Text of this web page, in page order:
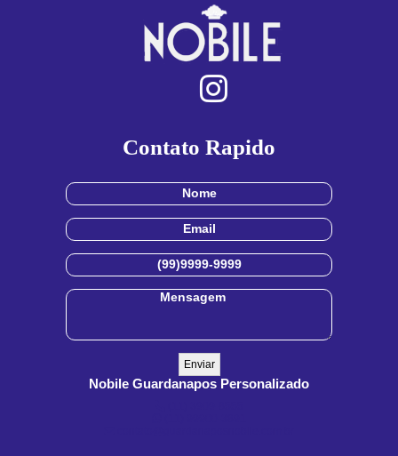
Contato Rapido
Nobile Guardanapos Personalizado